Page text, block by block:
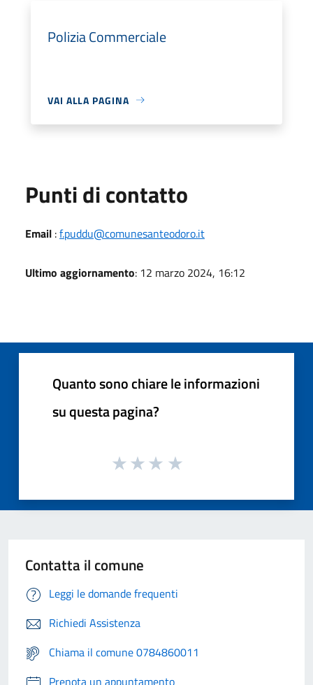
Polizia Commerciale
VAI ALLA PAGINA
Punti di contatto
Email :f.puddu@comunesanteodoro.it
Ultimo aggiornamento: 12 marzo 2024, 16:12
Quanto sono chiare le informazioni
su questa pagina?
Contatta il comune
Leggi le domande frequenti
Richiedi Assistenza
Chiama il comune 0784860011